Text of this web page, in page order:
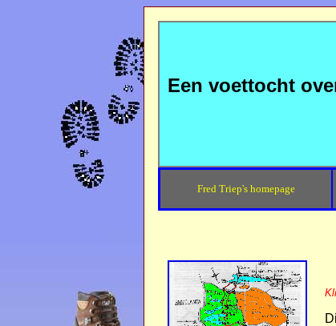
Een voettocht
Fred Triep's homepage